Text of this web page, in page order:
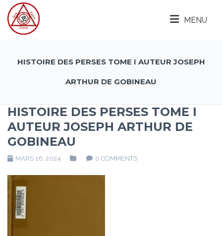
MENU
HISTOIRE DES PERSES TOME I AUTEUR JOSEPH
ARTHUR DE GOBINEAU
HISTOIRE DES PERSES TOME I
AUTEUR JOSEPH ARTHUR DE
GOBINEAU
MARS 16, 2024 0 COMMENTS